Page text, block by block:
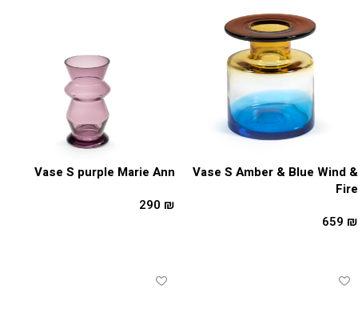
Vase S Amber & Blue Wind &
Fire
659 ₪
Vase S purple Marie Ann
290 ₪